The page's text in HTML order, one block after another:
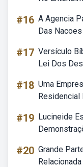
#16 A Agencia
Das
#17 Versículo
Lei Dos
#18 Uma
Residencial
#19 Lucineide
#20 Grande